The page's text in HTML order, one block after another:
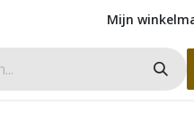
Mijn